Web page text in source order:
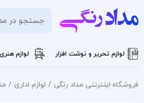
لوازم تحریر و نوشت افزار لوازم هنری
فروشگاه اینترنتی مداد رنگی لوازم اداری